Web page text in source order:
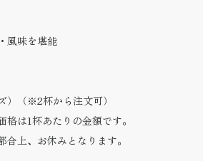
風味を堪能
）（※2杯から注文可）
は1杯あたりの金額です。
上、お休みとなります。